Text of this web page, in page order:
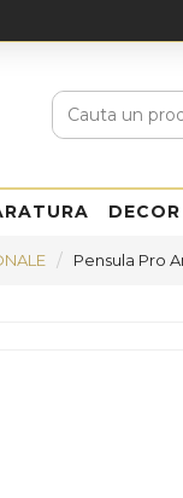
Pensula Pro